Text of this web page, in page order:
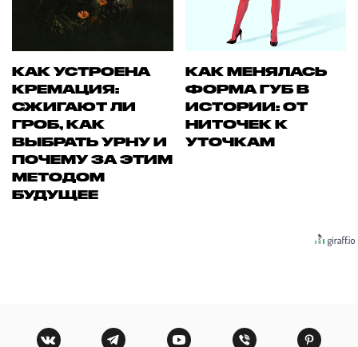
КАК УСТРОЕНА
КРЕМАЦИЯ:
СЖИГАЮТ ЛИ
ГРОБ, КАК
ВЫБРАТЬ УРНУ И
ПОЧЕМУ ЗА ЭТИМ
МЕТОДОМ
БУДУЩЕЕ
КАК МЕНЯЛАСЬ
ФОРМА ГУБ В
ИСТОРИИ: ОТ
НИТОЧЕК К
УТОЧКАМ